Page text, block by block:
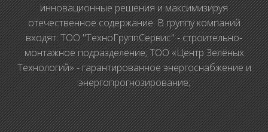
инновационные решения и максимизируя
отечественное содержание. В группу компаний
входят: ТОО "ТехноГруппСервис" - строительно-
монтажное подразделение; ТОО «Центр Зелёных
Технологий» - гарантированное энергоснабжение и
энергопрогнозирование;